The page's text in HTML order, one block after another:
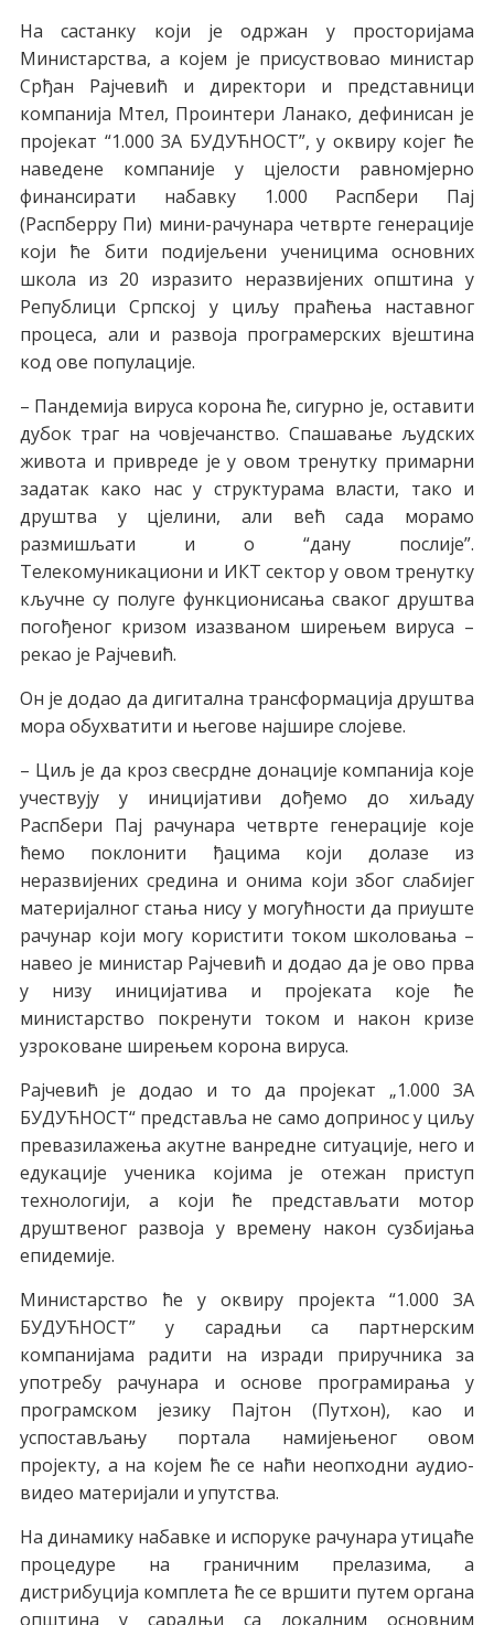
На састанку који је одржан у просторијама
Министарства, а којем је присуствовао министар
Срђан Рајчевић и директори и представници
компанија Мтел, Проинтери Ланако, дефинисан је
пројекат “1.000 ЗА БУДУЋНОСТ”, у оквиру којег ће
наведене компаније у цјелости равномјерно
финансирати набавку 1.000 Распбери Пај
(Распберрy Пи) мини-рачунара четврте генерације
који ће бити подијељени ученицима основних
школа из 20 изразито неразвијених општина у
Републици Српској у циљу праћења наставног
процеса, али и развоја програмерских вјештина
код ове популације.
– Пандемија вируса корона ће, сигурно је, оставити
дубок траг на човјечанство. Спашавање људских
живота и привреде је у овом тренутку примарни
задатак како нас у структурама власти, тако и
друштва у цјелини, али већ сада морамо
размишљати и о “дану послије”.
Телекомуникациони и ИКТ сектор у овом тренутку
кључне су полуге функционисања сваког друштва
погођеног кризом изазваном ширењем вируса –
рекао је Рајчевић.
Он је додао да дигитална трансформација друштва
мора обухватити и његове најшире слојеве.
– Циљ је да кроз свесрдне донације компанија које
учествују у иницијативи дођемо до хиљаду
Распбери Пај рачунара четврте генерације које
ћемо поклонити ђацима који долазе из
неразвијених средина и онима који због слабијег
материјалног стања нису у могућности да приуште
рачунар који могу користити током школовања –
навео је министар Рајчевић и додао да је ово прва
у низу иницијатива и пројеката које ће
министарство покренути током и након кризе
узроковане ширењем корона вируса.
Рајчевић је додао и то да пројекат „1.000 ЗА
БУДУЋНОСТ“ представља не само допринос у циљу
превазилажења акутне ванредне ситуације, него и
едукације ученика којима је отежан приступ
технологији, а који ће представљати мотор
друштвеног развоја у времену након сузбијања
епидемије.
Министарство ће у оквиру пројекта “1.000 ЗА
БУДУЋНОСТ” у сарадњи са партнерским
компанијама радити на изради приручника за
употребу рачунара и основе програмирања у
програмском језику Пајтон (Пyтхон), као и
успостављању портала намијењеног овом
пројекту, а на којем ће се наћи неопходни аудио-
видео материјали и упутства.
На динамику набавке и испоруке рачунара утицаће
процедуре на граничним прелазима, а
дистрибуција комплета ће се вршити путем органа
општина у сарадњи са локалним основним